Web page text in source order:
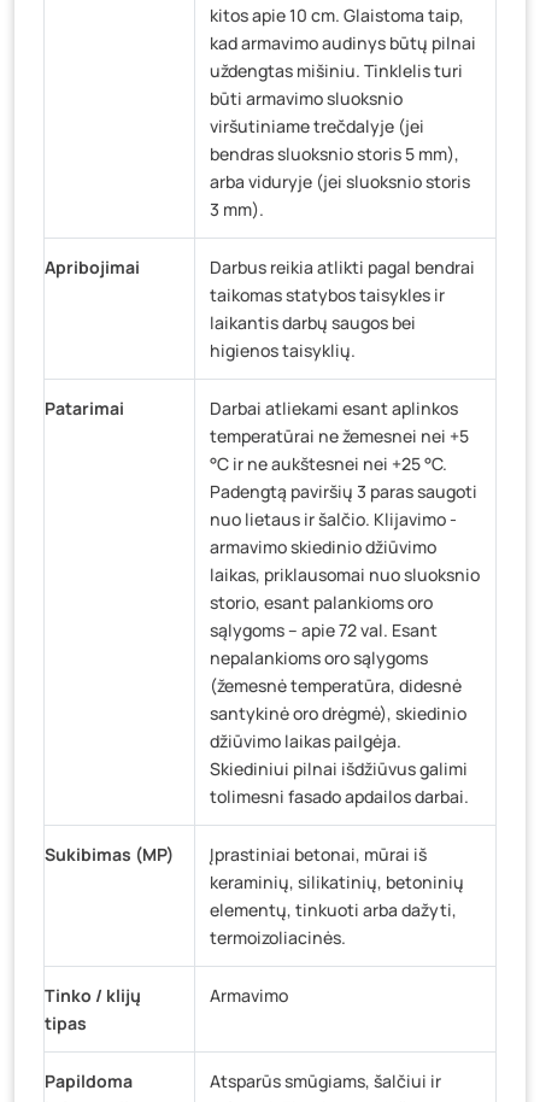
kitos apie 10 cm. Glaistoma taip,
kad armavimo audinys būtų pilnai
uždengtas mišiniu. Tinklelis turi
būti armavimo sluoksnio
viršutiniame trečdalyje (jei
bendras sluoksnio storis 5 mm),
arba viduryje (jei sluoksnio storis
3 mm).
Apribojimai
Darbus reikia atlikti pagal bendrai
taikomas statybos taisykles ir
laikantis darbų saugos bei
higienos taisyklių.
Patarimai
Darbai atliekami esant aplinkos
temperatūrai ne žemesnei nei +5
°C ir ne aukštesnei nei +25 °C.
Padengtą paviršių 3 paras saugoti
nuo lietaus ir šalčio. Klijavimo -
armavimo skiedinio džiūvimo
laikas, priklausomai nuo sluoksnio
storio, esant palankioms oro
sąlygoms – apie 72 val. Esant
nepalankioms oro sąlygoms
(žemesnė temperatūra, didesnė
santykinė oro drėgmė), skiedinio
džiūvimo laikas pailgėja.
Skiediniui pilnai išdžiūvus galimi
tolimesni fasado apdailos darbai.
Sukibimas (MP)
Įprastiniai betonai, mūrai iš
keraminių, silikatinių, betoninių
elementų, tinkuoti arba dažyti,
termoizoliacinės.
Tinko / klijų
tipas
Armavimo
Papildoma
Atsparūs smūgiams, šalčiui ir